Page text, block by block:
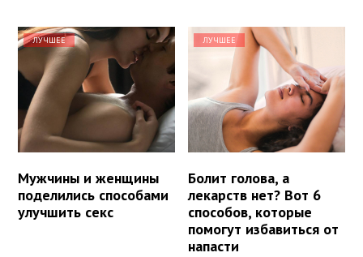
ЛУЧШЕЕ
Мужчины и женщины
поделились способами
улучшить секс
ЛУЧШЕЕ
Болит голова, а
лекарств нет? Вот 6
способов, которые
помогут избавиться от
напасти